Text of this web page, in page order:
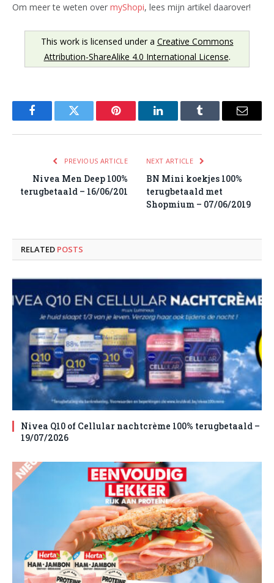
Om meer te weten over myShopi, lees mijn artikel daarover!
This work is licensed under a Creative Commons
Attribution-ShareAlike 4.0 International License.
FacebookTwitter Pinterest LinkedInTumblr Email
PREVIOUS ARTICLE
Nivea Men Deep 100%
terugbetaald – 16/06/201
NEXT ARTICLE
BN Mini koekjes 100%
terugbetaald met
Shopmium – 07/06/2019
RELATED POSTS
Nivea Q10 of Cellular nachtcrème 100% terugbetaald –
19/07/2026